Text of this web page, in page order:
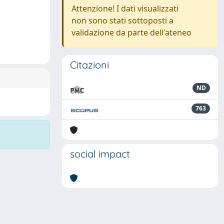
Attenzione! I dati visualizzati
non sono stati sottoposti a
validazione da parte dell'ateneo
Citazioni
ND
763
social impact